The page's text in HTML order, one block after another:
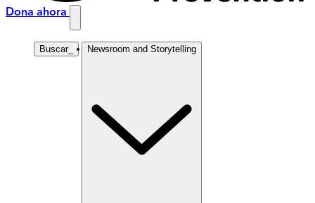
Dona ahora
Buscar_ Newsroom and Storytelling